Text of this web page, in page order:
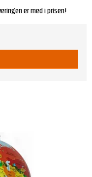
er med i prisen!